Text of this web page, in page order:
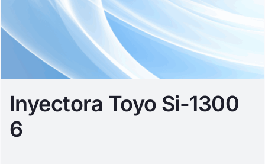
Inyectora Toyo Si-1300
6